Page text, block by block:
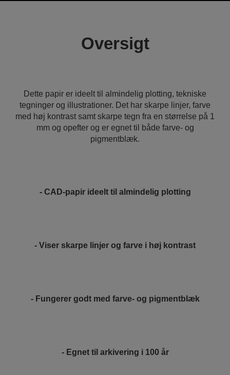
Oversigt
Dette papir er ideelt til almindelig plotting, tekniske
tegninger og illustrationer. Det har skarpe linjer, farve
med høj kontrast samt skarpe tegn fra en størrelse på 1
mm og opefter og er egnet til både farve- og
pigmentblæk.
- CAD-papir ideelt til almindelig plotting
- Viser skarpe linjer og farve i høj kontrast
- Fungerer godt med farve- og pigmentblæk
- Egnet til arkivering i 100 år